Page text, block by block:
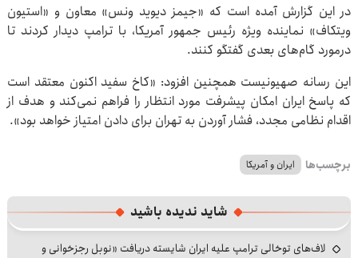
در این گزارش آمده است که «جیمز دیوید ونس» معاون و «استیون
ویتکاف» نماینده ویژه رئیس جمهور آمریکا، با ترامپ دیدار کردند تا
درمورد گام‌های بعدی گفتگو کنند.
این رسانه صهیونیست همچنین افزود: «کاخ سفید اکنون معتقد است
که پاسخ ایران امکان پیشرفت مورد انتظار را فراهم نمی‌کند و هدف از
اقدام نظامی مجدد، فشار آوردن به تهران برای دادن امتیاز خواهد بود».
برچسب‌ها ایران و آمریکا
شاید ندیده باشید
لاف‌های توخالی ترامپ علیه ایران شایسته دریافت «نوبل رجزخوانی و